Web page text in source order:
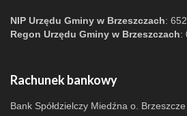
NIP Urzędu Gminy w Brzeszczach:
Regon Urzędu Gminy w Brzeszczach:
Rachunek bankowy
Bank Spółdzielczy Miedźna o. Brzeszcze